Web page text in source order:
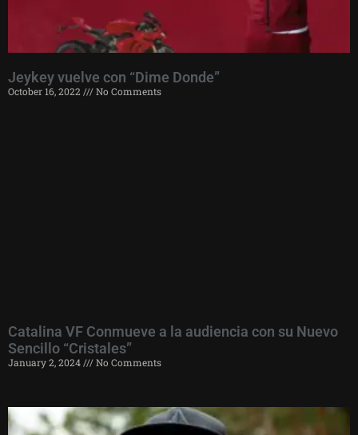
Jeykey vuelve con “Dime Donde”
October 16, 2022 No Comments
Catalina VF Conmueve a la audiencia con su Nuevo
Sencillo “Cristales”
January 2, 2024 No Comments